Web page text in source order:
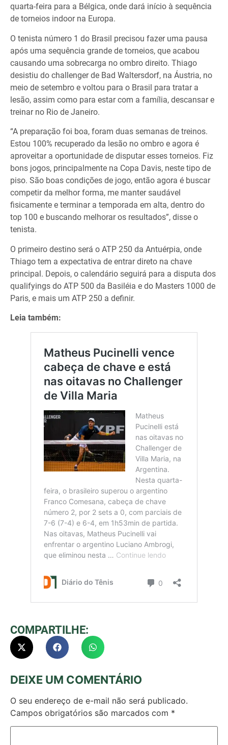
quarta-feira para a Bélgica, onde dará início à sequência
de torneios indoor na Europa.
O tenista número 1 do Brasil precisou fazer uma pausa
após uma sequência grande de torneios, que acabou
causando uma sobrecarga no ombro direito. Thiago
desistiu do challenger de Bad Waltersdorf, na Áustria, no
meio de setembro e voltou para o Brasil para tratar a
lesão, assim como para estar com a família, descansar e
treinar no Rio de Janeiro.
“A preparação foi boa, foram duas semanas de treinos.
Estou 100% recuperado da lesão no ombro e agora é
aproveitar a oportunidade de disputar esses torneios. Fiz
bons jogos, principalmente na Copa Davis, neste tipo de
piso. São boas condições de jogo, então agora é buscar
competir da melhor forma, me manter saudável
fisicamente e terminar a temporada em alta, dentro do
top 100 e buscando melhorar os resultados”, disse o
tenista.
O primeiro destino será o ATP 250 da Antuérpia, onde
Thiago tem a expectativa de entrar direto na chave
principal. Depois, o calendário seguirá para a disputa dos
qualifyings do ATP 500 da Basiléia e do Masters 1000 de
Paris, e mais um ATP 250 a definir.
Leia também:
COMPARTILHE:
DEIXE UM COMENTÁRIO
O seu endereço de e-mail não será publicado.
Campos obrigatórios são marcados com *